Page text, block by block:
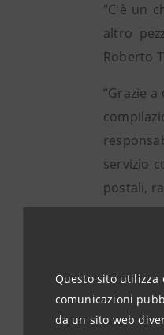
Questo sito utilizza
comunicazioni
da un sito web
"C'è un
altro
Roberto
“Grazie
servizio
postali,
“Il
evitare